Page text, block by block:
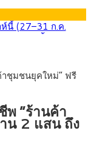
นี้ (27–31 ก.ค.
มืองหาดใหญ่
ห้สอดคล้องภาระ
ฐกิจใหม่ของไทย
นไทยโตเต็ม
ตมป์เมา” ยาเสพ
ะวัง หลังยึดล็อต
าชุมชนยุคใหม่” ฟรี
พ “ร้านค้า
น 2 แสน ถึง